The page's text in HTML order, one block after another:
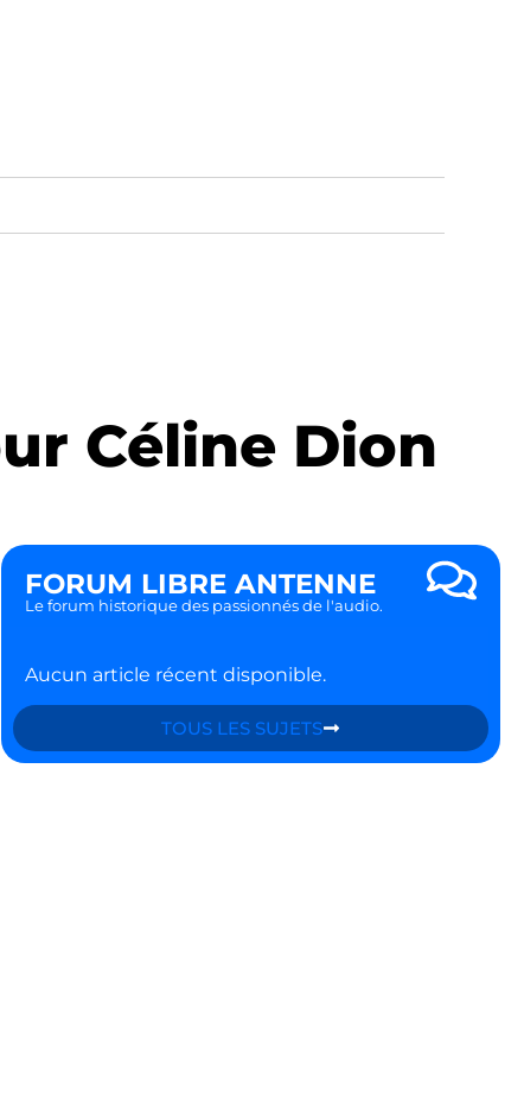
Céline Dion
FORUM LIBRE ANTENNE
Le forum historique des passionnés de l'audio.
Aucun article récent disponible.
TOUS LES SUJETS